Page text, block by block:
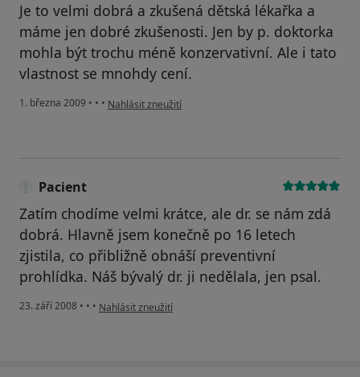
Je to velmi dobrá a zkušená dětská lékařka a
máme jen dobré zkušenosti. Jen by p. doktorka
mohla být trochu méně konzervativní. Ale i tato
vlastnost se mnohdy cení.
1. března 2009 • • • podle názoru uživatele Pacient
Nahlásit zneužití
Pacient
Zatím chodíme velmi krátce, ale dr. se nám zdá
dobrá. Hlavně jsem konečně po 16 letech
zjistila, co přibližně obnáší preventivní
prohlídka. Náš bývalý dr. ji nedělala, jen psal.
23. září 2008 • • • podle názoru uživatele Pacient
Nahlásit zneužití